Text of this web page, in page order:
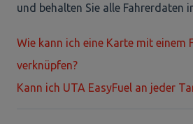
und behalten Sie alle Fahrerdaten
Wie kann ich eine Karte mit einem
verknüpfen?
Kann ich UTA EasyFuel an jeder